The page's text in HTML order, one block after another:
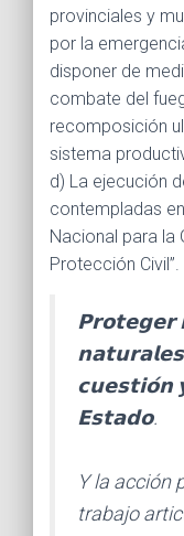
provinciales y
por la
disponer de
combate del
recomposición
sistema
d) La ejecución
contempladas
Nacional para la
Protección Civil”.
𝗣𝗿𝗼𝘁𝗲𝗴𝗲𝗿
𝗰𝘂𝗲𝘀𝘁𝗶𝗼́𝗻
𝗘𝘀𝘁𝗮𝗱𝗼.
Y la acción
trabajo